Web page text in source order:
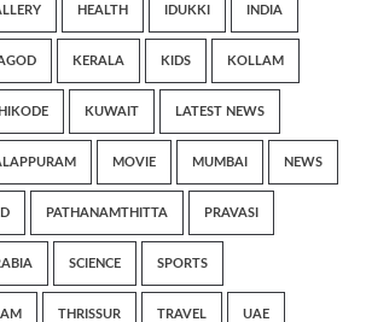
HEALTH IDUKKI INDIA
KERALA KIDS KOLLAM
KUWAIT LATEST NEWS
MOVIE MUMBAI NEWS
PATHANAMTHITTA PRAVASI
SCIENCE SPORTS
THRISSUR TRAVEL UAE